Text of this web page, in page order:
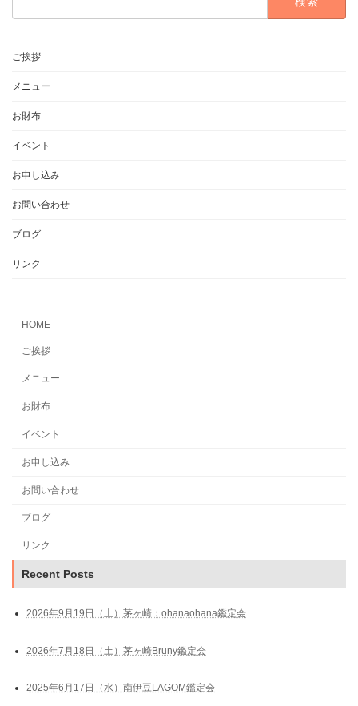
ご挨拶
メニュー
お財布
イベント
お申し込み
お問い合わせ
ブログ
リンク
HOME
ご挨拶
メニュー
お財布
イベント
お申し込み
お問い合わせ
ブログ
リンク
Recent Posts
2026年9月19日（土）茅ヶ崎：ohanaohana鑑定会
2026年7月18日（土）茅ヶ崎Bruny鑑定会
2025年6月17日（水）南伊豆LAGOM鑑定会